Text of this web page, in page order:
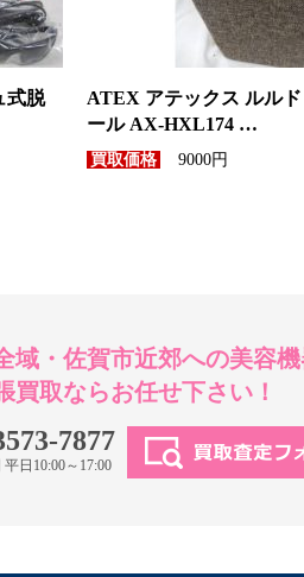
式脱
ATEX アテックス ルル
ール AX-HXL174 …
9000円
域・佐賀市近郊への美容
買取ならお任せ下さい！
7877
日10:00～17:00